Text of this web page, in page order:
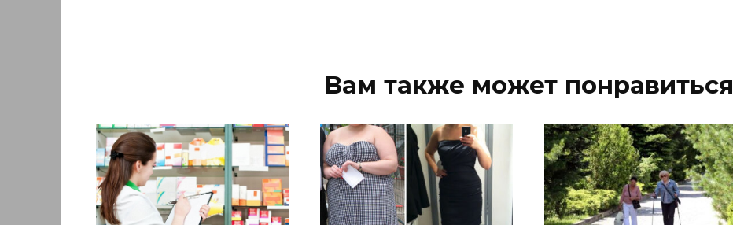
Вам также может понравиться